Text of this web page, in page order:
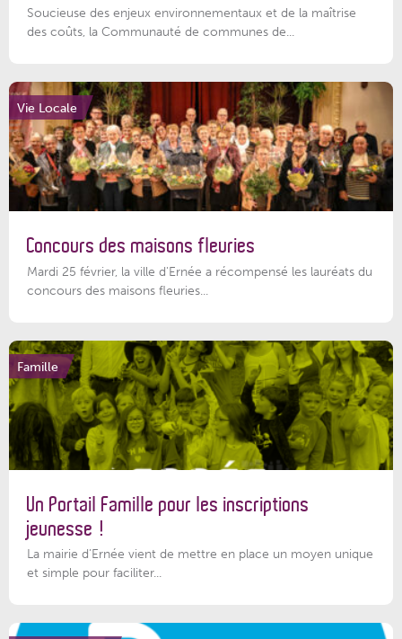
Soucieuse des enjeux environnementaux et de la maîtrise
des coûts, la Communauté de communes de...
Vie Locale
Concours des maisons fleuries
Mardi 25 février, la ville d'Ernée a récompensé les lauréats du
concours des maisons fleuries...
Famille
Un Portail Famille pour les inscriptions
jeunesse !
La mairie d’Ernée vient de mettre en place un moyen unique
et simple pour faciliter...